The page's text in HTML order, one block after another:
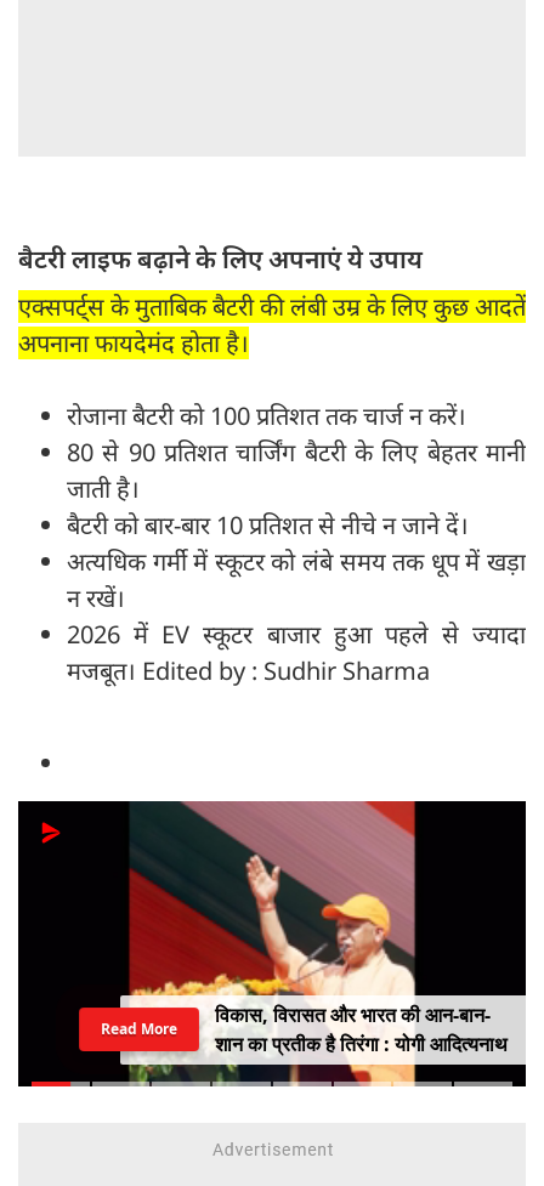
बैटरी लाइफ बढ़ाने के लिए अपनाएं ये उपाय
एक्सपर्ट्‍स के मुताबिक बैटरी की लंबी उम्र के लिए कुछ आदतें
अपनाना फायदेमंद होता है।
रोजाना बैटरी को 100 प्रतिशत तक चार्ज न करें।
80 से 90 प्रतिशत चार्जिंग बैटरी के लिए बेहतर मानी
जाती है।
बैटरी को बार-बार 10 प्रतिशत से नीचे न जाने दें।
अत्यधिक गर्मी में स्कूटर को लंबे समय तक धूप में खड़ा
न रखें।
2026 में EV स्कूटर बाजार हुआ पहले से ज्यादा
मजबूत। Edited by : Sudhir Sharma
विकास, विरासत और भारत की आन-बान-
शान का प्रतीक है तिरंगा : योगी आदित्यनाथ
Read More